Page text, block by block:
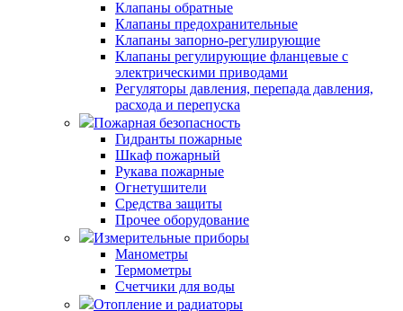
Клапаны обратные
Клапаны предохранительные
Клапаны запорно-регулирующие
Клапаны регулирующие фланцевые с
электрическими приводами
Регуляторы давления, перепада давления,
расхода и перепуска
Пожарная безопасность
Гидранты пожарные
Шкаф пожарный
Рукава пожарные
Огнетушители
Средства защиты
Прочее оборудование
Измерительные приборы
Манометры
Термометры
Счетчики для воды
Отопление и радиаторы